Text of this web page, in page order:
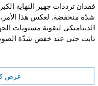
فقدان ترددات جهير النهاية
شدّة منخفضة. لعكس هذا
الديناميكي لتقوية مستويات
ثابت حتى عند خفض شدّة
عرض